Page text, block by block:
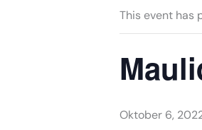
This event has
Oktober 6,